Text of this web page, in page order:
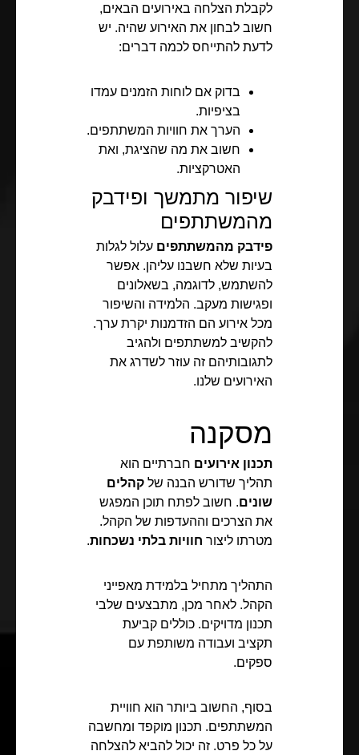
לקבלת הצלחה באירועים הבאים,
חשוב לבחון את האירוע שהיה. יש
לדעת להתייחס לכמה דברים:
בדוק אם לוחות הזמנים עמדו
בציפיות.
הערך את חוויות המשתתפים.
חשוב את מה שהציגת, ואת
האטרקציות.
שיפור מתמשך ופידבק
מהמשתתפים
פידבק מהמשתתפים עלול לגלות
בעיות שלא חשבנו עליהן. אפשר
להשתמש, לדוגמה, בשאלונים
ופגישות מעקב. הלמידה והשיפור
מכל אירוע הם הזדמנות יקרת ערך.
להקשיב למשתתפים ולהגיב
לתגובותיהם זה עוזר לשדרג את
האירועים שלנו.
מסקנה
תכנון אירועים חברתיים הוא
תהליך שדורש הבנה של קהלים
שונים. חשוב לפתח תוכן המפגש
את הצרכים וההעדפות של הקהל.
מטרתו ליצור חוויות בלתי נשכחות.
התהליך מתחיל בלמידת מאפייני
הקהל. לאחר מכן, מתבצעים שלבי
תכנון מדויקים. כוללים קביעת
תקציב ועבודה משותפת עם
ספקים.
בסוף, החשוב ביותר הוא חוויית
המשתתפים. תכנון מוקפד ומחשבה
על כל פרט. זה יכול להביא להצלחה